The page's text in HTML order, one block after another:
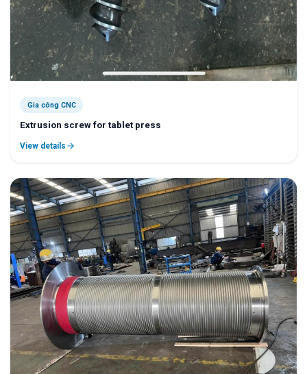
Gia công CNC
Extrusion screw for tablet press
View details